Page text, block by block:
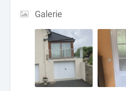
Galerie